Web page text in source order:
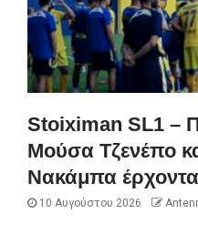
Stoiximan SL1 –
Μούσα Τζενέπο
Νακάμπα
10 Αυγούστου 2026